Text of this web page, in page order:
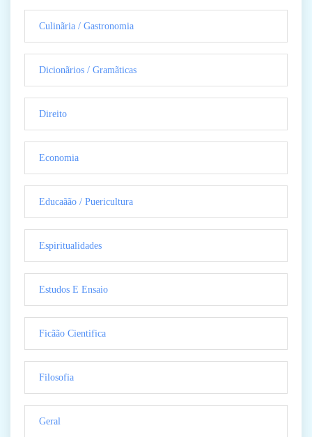
Culinãria / Gastronomia
Dicionãrios / Gramãticas
Direito
Economia
Educaãão / Puericultura
Espiritualidades
Estudos E Ensaio
Ficãão Cientifica
Filosofia
Geral